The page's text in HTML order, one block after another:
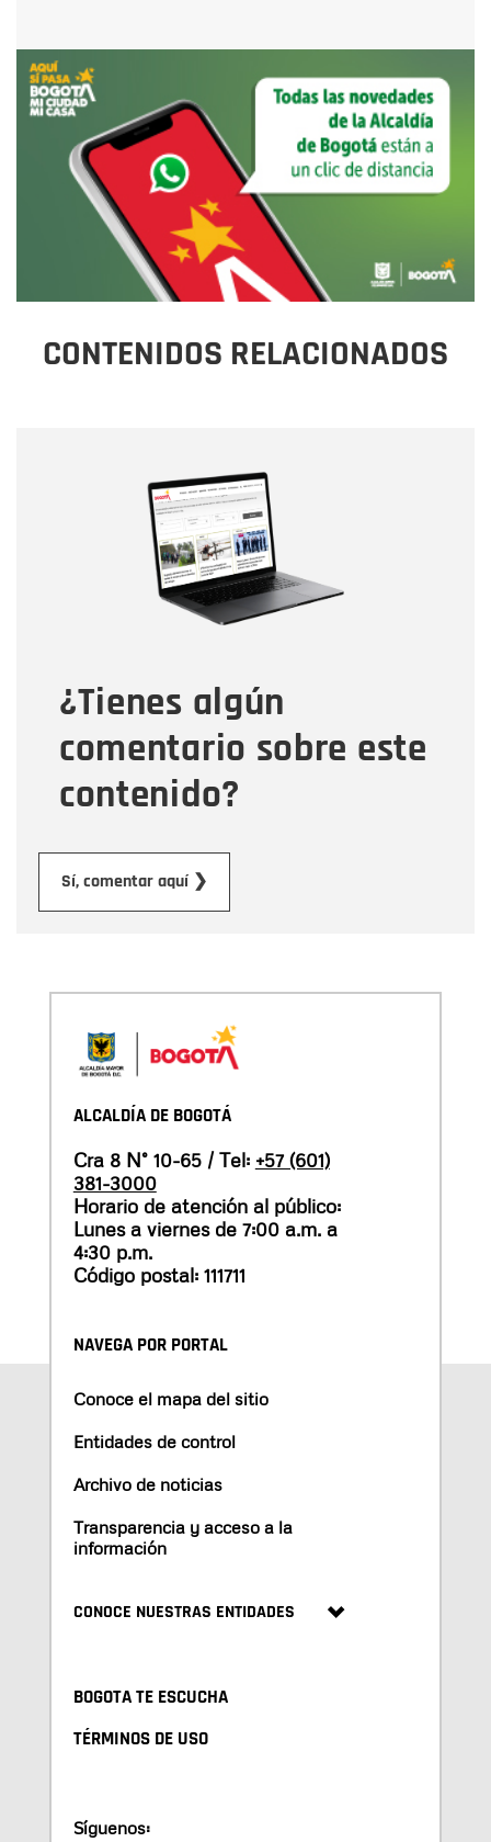
CONTENIDOS RELACIONADOS
¿Tienes algún
comentario sobre este
contenido?
Sí, comentar aquí ❯
Correo electrónico
Tipo de comentario
Mensaje
ALCALDÍA DE BOGOTÁ
Cra 8 N° 10-65 / Tel: +57 (601)
381-3000
Horario de atención al público:
Lunes a viernes de 7:00 a.m. a
4:30 p.m.
Código postal: 111711
NAVEGA POR PORTAL
Conoce el mapa del sitio
Entidades de control
Archivo de noticias
Transparencia y acceso a la
información
CONOCE NUESTRAS ENTIDADES
BOGOTA TE ESCUCHA
TÉRMINOS DE USO
Síguenos: